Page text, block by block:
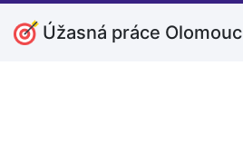
Úžasná práce Olomouc